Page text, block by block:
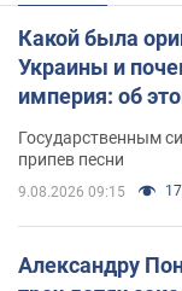
Какой была
Украины и
империя: об
Государственным
припев песни
9.08.2026 09:15
Александру